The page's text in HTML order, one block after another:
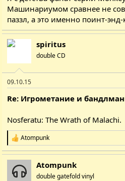
Машинариумом сравнее не
паззл, а это именно поинт-
spiritus
double CD
09.10.15
Re: Игрометание и
Nosferatu: The Wrath of Malachi.
Р
е
а
к
ц
Atompunk
Atompunk
double gatefold vinyl